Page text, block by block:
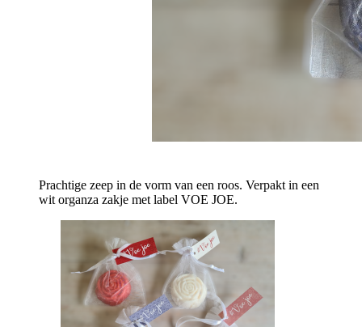
Prachtige zeep in de vorm van een roos. Verpakt in een
wit organza zakje met label VOE JOE.